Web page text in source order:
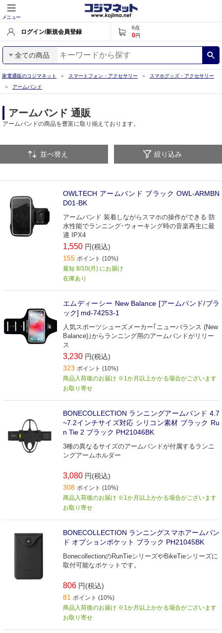
メニュー
ログイン/新規会員登録
0点
0円
全ての商品
家電通販のコジマネット スマートフォン・アクセサリー
スマホグッズ・アクセサリー
アームバンド
アームバンド 通販
アームバンドの商品を豊富に取り揃えております。
並べ替え 絞り込み
OWLTECH アームバンド ブラック OWL-ARMBN
D01-BK
アームバンド 装着しながらスマホの操作ができる 防
水性能でランニング･ウォーキング時の音楽再生に最
適 IPX4
1,550 円(税込)
155 ポイント (10%)
最短 8/10(月) にお届け
在庫あり
エムディーシー New Balance [アームバンド/ブラ
ック] md-74253-1
人気スポーツシューズメーカー｢ニューバランス (New
Balance)｣からランニング用のアームバンドがリリー
ス
3,230 円(税込)
323 ポイント (10%)
商品入荷後のお届け ※1か月以上かかる場合がございます
お取り寄せ
BONECOLLECTION ランニングアームバンド 4.7
~7.2インチサイズ対応 シリコン素材 ブラック Ru
n Tie 2 ブラック PH21046BK
3種の異なるサイズのアームバンドが付属するランニ
ングアームホルダー
3,080 円(税込)
308 ポイント (10%)
商品入荷後のお届け ※1か月以上かかる場合がございます
お取り寄せ
BONECOLLECTION ランニングスマホアームバン
ド オプションポケット ブラック PH21045BK
BonecollectionのRunTieシリーズやBikeTieシリーズに
取付可能なポケットです。
806 円(税込)
81 ポイント (10%)
商品入荷後のお届け ※1か月以上かかる場合がございます
お取り寄せ